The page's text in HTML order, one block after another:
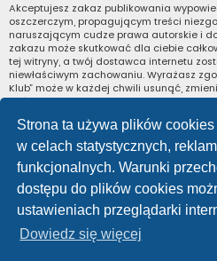
Strona ta używa plików
w celach statystycznych,
funkcjonalnych. Warunki
dostępu do plików cookies
ustawieniach przeglądarki
Dowiedz się więcej
Akceptujesz zakaz publikowania
oszczerczym, propagującym treści
naruszającym cudze prawa autorskie i
zakazu może skutkować dla ciebie
tej witryny, a twój dostawca internetu
niewłaściwym zachowaniu. Wyrażasz
Klub” może w każdej chwili usunąć,
twój temat, post. Wyrażasz zgodę na
przez ciebie informacji w naszej bazie
przekazywane nikomu bez twojej zgody,
ani phpBB nie ponosi odpowiedzialności
których może dojść do kradzieży danych.
Portal Forum
Technologię dostarcza